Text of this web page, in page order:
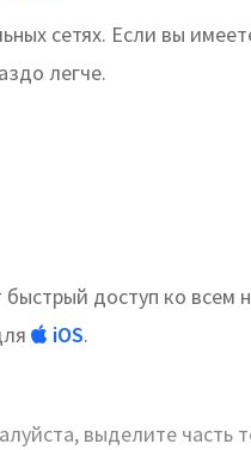
сетях. Если вы
легче.
доступ ко всем
iOS.
выделите часть